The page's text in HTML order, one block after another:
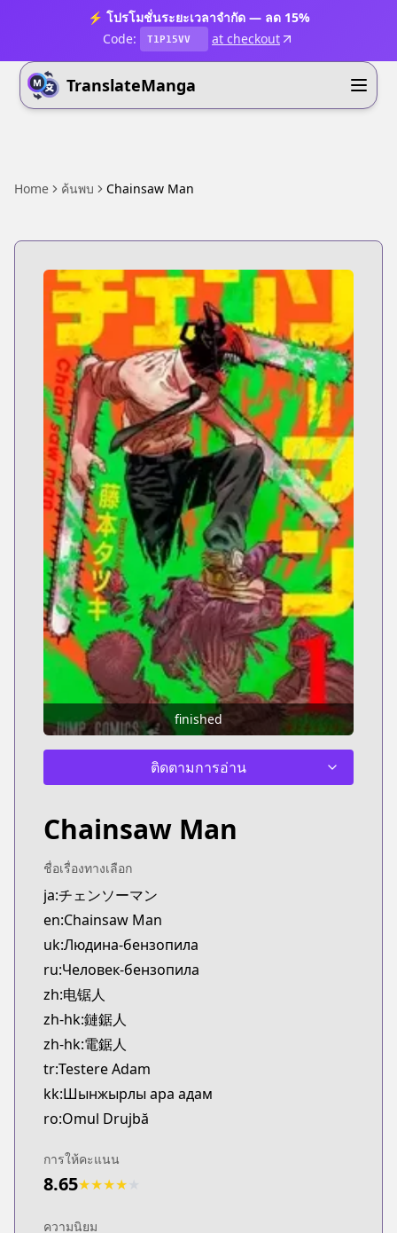
⚡ โปรโมชั่นระยะเวลาจำกัด — ลด 15%
Code:
T1P15VV at checkout
TranslateManga
Home ค้นพบ Chainsaw Man
finished
ติดตามการอ่าน
Chainsaw Man
ชื่อเรื่องทางเลือก
ja:チェンソーマン
en:Chainsaw Man
uk:Людина-бензопила
ru:Человек-бензопила
zh:电锯人
zh-hk:鏈鋸人
zh-hk:電鋸人
tr:Testere Adam
kk:Шынжырлы ара адам
ro:Omul Drujbă
การให้คะแนน
8.65★★★★
ความนิยม